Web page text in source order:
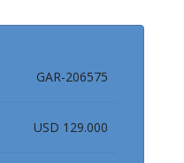
GAR-206575
USD 129.000